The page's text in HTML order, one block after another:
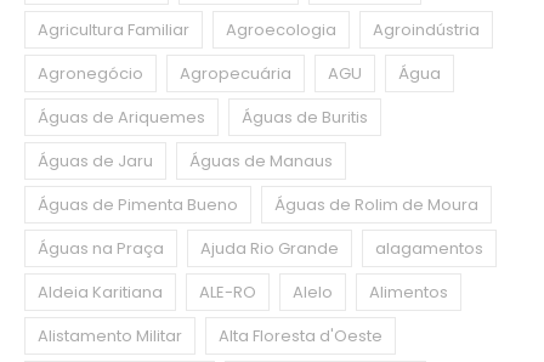
Agricultura Familiar
Agroecologia
Agroindústria
Agronegócio
Agropecuária AGU
Água
Águas de Ariquemes
Águas de Buritis
Águas de Jaru
Águas de Manaus
Águas de Pimenta Bueno
Águas de Rolim de Moura
Águas na Praça
Ajuda Rio Grande
alagamentos
Aldeia Karitiana
ALE-RO Alelo
Alimentos
Alistamento Militar
Alta Floresta d'Oeste